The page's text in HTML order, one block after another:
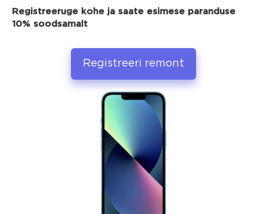
Registreeruge kohe ja saate esimese paranduse
10% soodsamalt
Registreeri remont